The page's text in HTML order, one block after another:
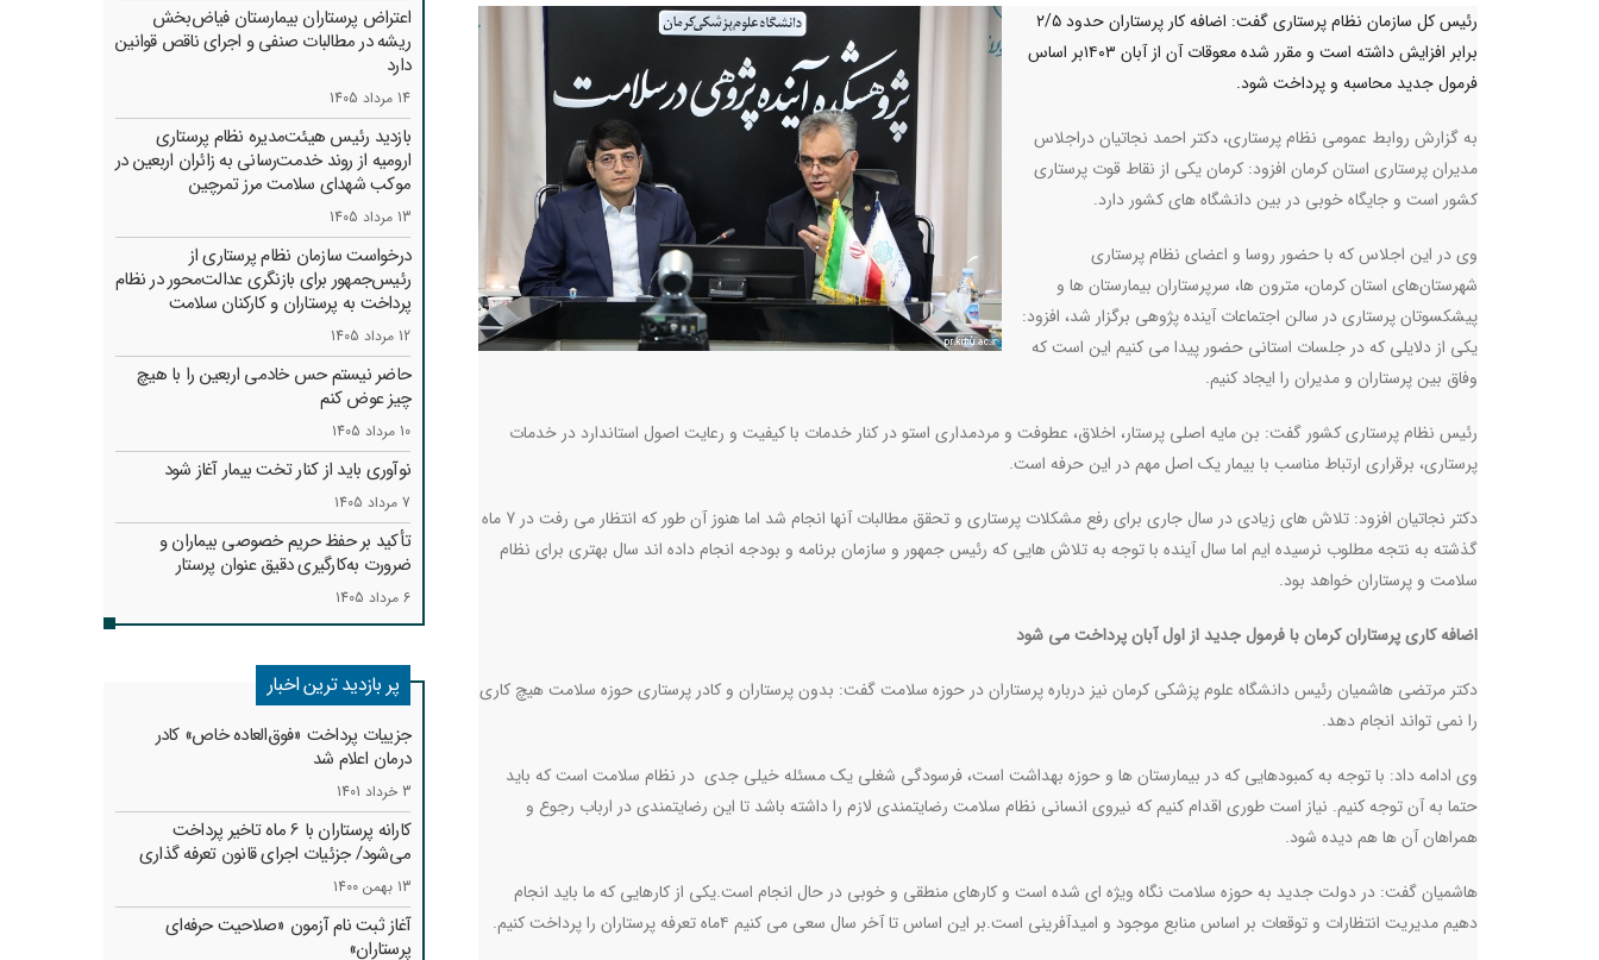
رئیس کل سازمان نظام پرستاری گفت: اضافه کار پرستاران حدود ۲/۵
برابر افزایش داشته است و مقرر شده معوقات آن از آبان ۱۴۰۳بر اساس
فرمول جدید محاسبه و پرداخت شود.
به گزارش روابط عمومی نظام پرستاری، دکتر احمد نجاتیان دراجلاس
مدیران پرستاری استان کرمان افزود: کرمان یکی از نقاط قوت پرستاری
کشور است و جایگاه خوبی در بین دانشگاه های کشور دارد.
وی در این اجلاس که با حضور روسا و اعضای نظام پرستاری
شهرستان‌های استان کرمان، مترون ها، سرپرستاران بیمارستان ها و
پیشکسوتان پرستاری در سالن اجتماعات آینده پژوهی برگزار شد، افزود:
یکی از دلایلی که در جلسات استانی حضور پیدا می کنیم این است که
وفاق بین پرستاران و مدیران را ایجاد کنیم.
رئیس نظام پرستاری کشور گفت: بن مایه اصلی پرستار، اخلاق، عطوفت و مردمداری استو در کنار خدمات با کیفیت و رعایت اصول استاندارد در خدمات
پرستاری، برقراری ارتباط مناسب با بیمار یک اصل مهم در این حرفه است.
دکتر نجاتیان افزود: تلاش های زیادی در سال جاری برای رفع مشکلات پرستاری و تحقق مطالبات آنها انجام شد اما هنوز آن طور که انتظار می رفت در 7 ماه
گذشته به نتجه مطلوب نرسیده ایم اما سال آینده با توجه به تلاش هایی که رئیس جمهور و سازمان برنامه و بودجه انجام داده اند سال بهتری برای نظام
سلامت و پرستاران خواهد بود.
اضافه کاری پرستاران کرمان با فرمول جدید از اول آبان پرداخت می شود
دکتر مرتضی هاشمیان رئیس دانشگاه علوم پزشکی کرمان نیز درباره پرستاران در حوزه سلامت گفت: بدون پرستاران و کادر پرستاری حوزه سلامت هیچ کاری
را نمی تواند انجام دهد.
وی ادامه داد: با توجه به کمبودهایی که در بیمارستان ها و حوزه بهداشت است، فرسودگی شغلی یک مسئله خیلی جدی در نظام سلامت است که باید
حتما به آن توجه کنیم. نیاز است طوری اقدام کنیم که نیروی انسانی نظام سلامت رضایتمندی لازم را داشته باشد تا این رضایتمندی در ارباب رجوع و
همراهان آن ها هم دیده شود.
هاشمیان گفت: در دولت جدید به حوزه سلامت نگاه ویژه ای شده است و کارهای منطقی و خوبی در حال انجام است.یکی از کارهایی که ما باید انجام
دهیم مدیریت انتظارات و توقعات بر اساس منابع موجود و امیدآفرینی است.بر این اساس تا آخر سال سعی می کنیم ۴ماه تعرفه پرستاران را پرداخت کنیم .
اعتراض پرستاران بیمارستان فیاض‌بخش
ریشه در مطالبات صنفی و اجرای ناقص قوانین
دارد
14 مرداد 1405
بازدید رئیس هیئت‌مدیره نظام پرستاری
ارومیه از روند خدمت‌رسانی به زائران اربعین در
موکب شهدای سلامت مرز تمرچین
13 مرداد 1405
درخواست سازمان نظام پرستاری از
رئیس‌جمهور برای بازنگری عدالت‌محور در نظام
پرداخت به پرستاران و کارکنان سلامت
12 مرداد 1405
حاضر نیستم حس خادمی اربعین را با هیچ
چیز عوض کنم
10 مرداد 1405
نوآوری باید از کنار تخت بیمار آغاز شود
7 مرداد 1405
تأکید بر حفظ حریم خصوصی بیماران و
ضرورت به‌کارگیری دقیق عنوان پرستار
6 مرداد 1405
پر بازدید ترین اخبار
جزییات پرداخت «فوق‌العاده خاص» کادر
درمان اعلام شد
3 خرداد 1401
کارانه‌ پرستاران با 6 ماه تاخیر پرداخت
می‌شود/ جزئیات اجرای قانون تعرفه گذاری
13 بهمن 1400
آغاز ثبت نام آزمون «صلاحیت حرفه‌ای
پرستاران»